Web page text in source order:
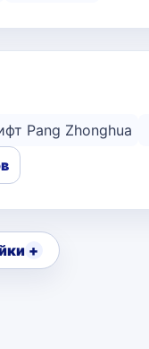
Pang Zhonghua